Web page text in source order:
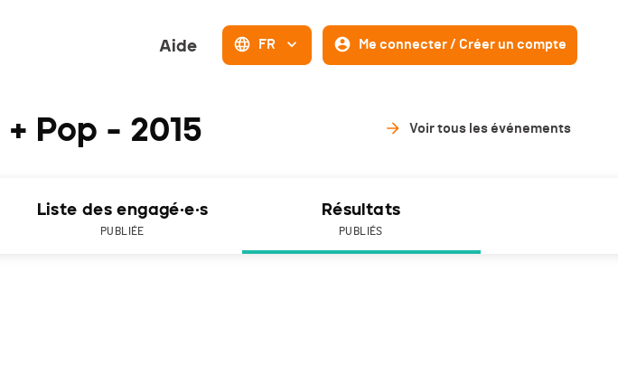
Aide FR Me connecter / Créer un compte
Pop - 2015 Voir tous les événements
Liste des engagé·e·s
PUBLIÉE
Résultats
PUBLIÉS